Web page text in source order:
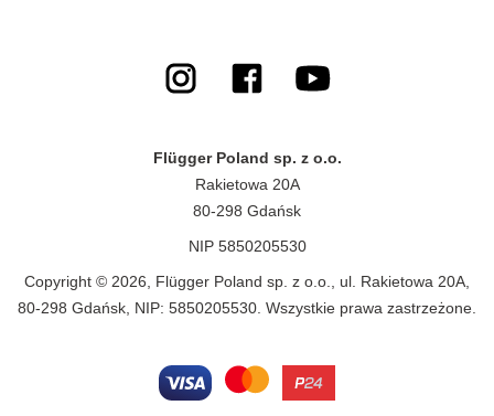
Flügger Poland sp. z o.o.
Rakietowa 20A
80-298 Gdańsk
NIP 5850205530
Copyright © 2026, Flügger Poland sp. z o.o., ul. Rakietowa 20A,
80-298 Gdańsk, NIP: 5850205530. Wszystkie prawa zastrzeżone.